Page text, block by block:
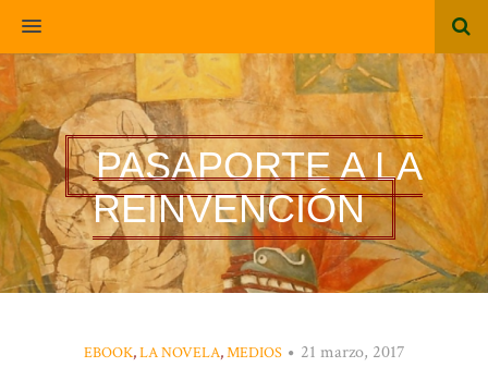
MENU
PASAPORTE A LA
REINVENCIÓN
EBOOK,LA NOVELA,MEDIOS 21 marzo, 2017